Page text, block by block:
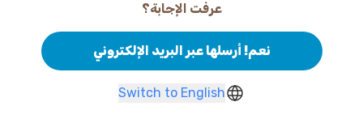
عرفت الإجابة؟
نعم! أرسلها عبر البريد الإلكتروني
Switch to English